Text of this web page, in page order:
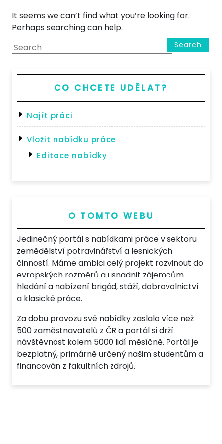
It seems we can’t find what you’re looking for.
Perhaps searching can help.
Search
CO CHCETE UDĚLAT?
Najít práci
Vložit nabídku práce
Editace nabídky
O TOMTO WEBU
Jedinečný portál s nabídkami práce v sektoru
zemědělství potravinářství a lesnických
činností. Máme ambici celý projekt rozvinout do
evropských rozměrů a usnadnit zájemcům
hledání a nabízení brigád, stáží, dobrovolnictví
a klasické práce.
Za dobu provozu své nabídky zaslalo více než
500 zaměstnavatelů z ČR a portál si drží
návštěvnost kolem 5000 lidí měsíčně. Portál je
bezplatný, primárně určený našim studentům a
financován z fakultních zdrojů.